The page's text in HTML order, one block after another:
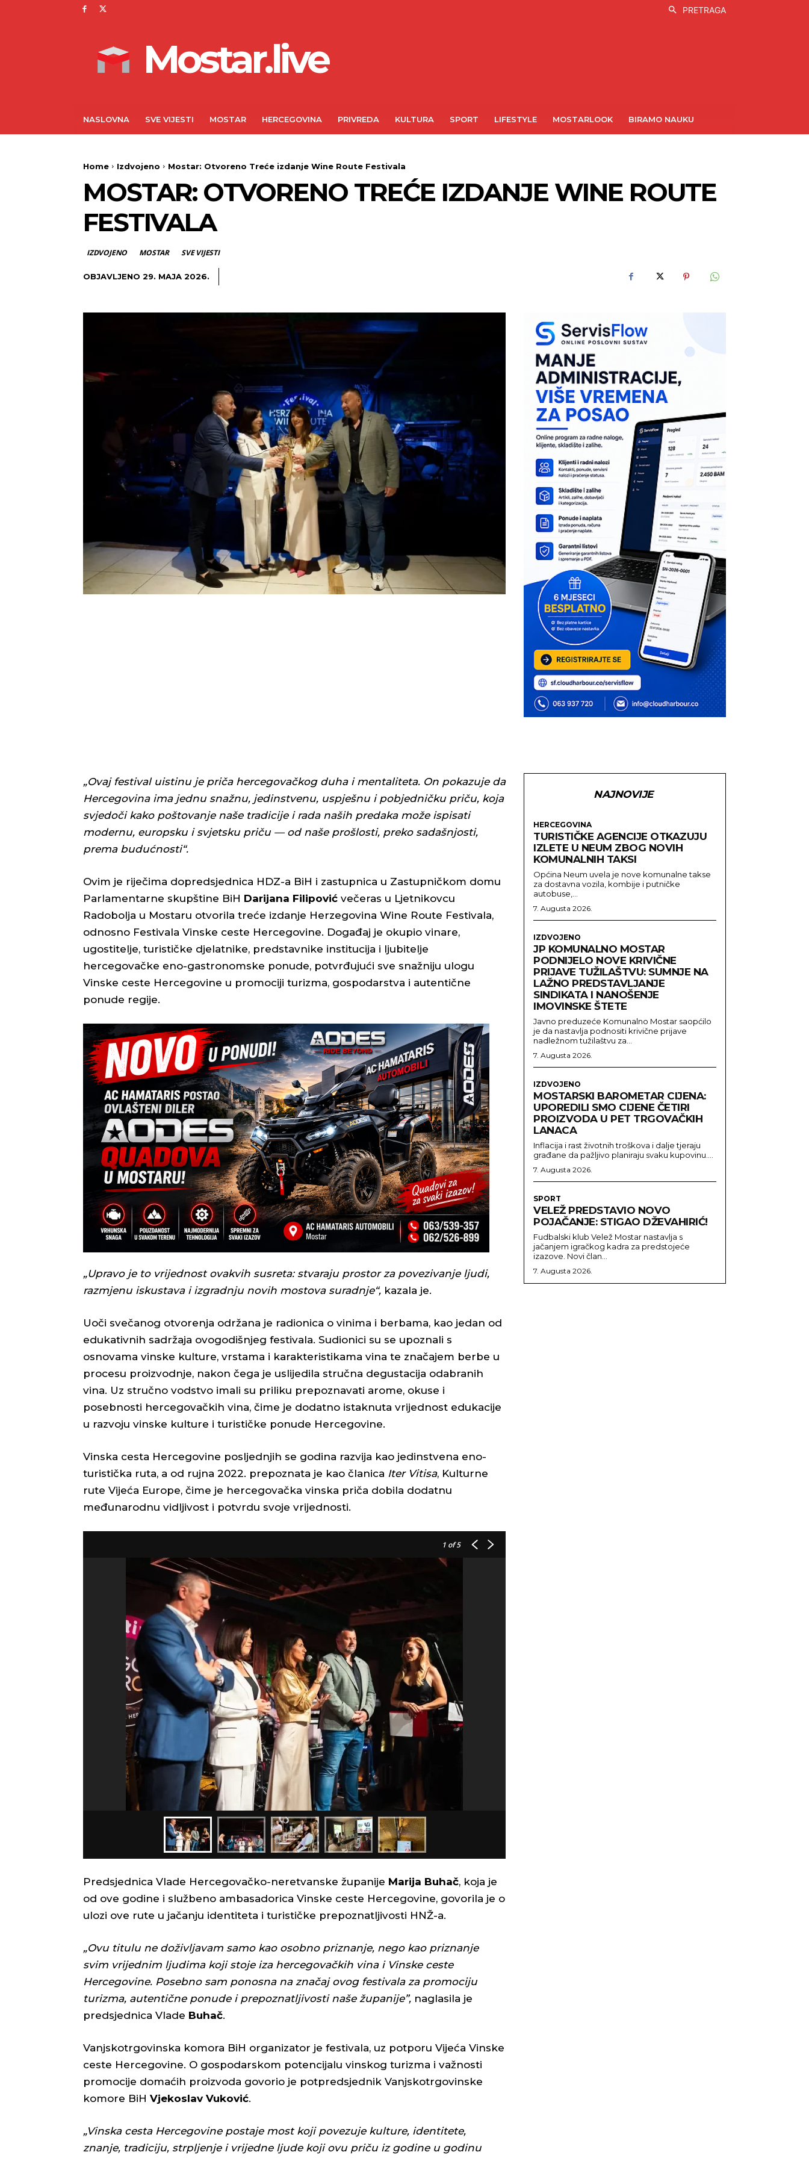
PRETRAGA
Mostar.live
NASLOVNA SVE VIJESTI MOSTAR HERCEGOVINA PRIVREDA KULTURA SPORT LIFESTYLE MOSTARLOOK BIRAMO NAUKU
Home Izdvojeno Mostar: Otvoreno Treće izdanje Wine Route Festivala
MOSTAR: OTVORENO TREĆE IZDANJE WINE ROUTE
FESTIVALA
IZDVOJENO MOSTAR SVE VIJESTI
OBJAVLJENO 29. MAJA 2026.
„Ovaj festival uistinu je priča hercegovačkog duha i mentaliteta. On pokazuje da
Hercegovina ima jednu snažnu, jedinstvenu, uspješnu i pobjedničku priču, koja
svjedoči kako poštovanje naše tradicije i rada naših predaka može ispisati
modernu, europsku i svjetsku priču — od naše prošlosti, preko sadašnjosti,
prema budućnosti“.
Ovim je riječima dopredsjednica HDZ-a BiH i zastupnica u Zastupničkom domu
Parlamentarne skupštine BiH Darijana Filipović večeras u Ljetnikovcu
Radobolja u Mostaru otvorila treće izdanje Herzegovina Wine Route Festivala,
odnosno Festivala Vinske ceste Hercegovine. Događaj je okupio vinare,
ugostitelje, turističke djelatnike, predstavnike institucija i ljubitelje
hercegovačke eno-gastronomske ponude, potvrđujući sve snažniju ulogu
Vinske ceste Hercegovine u promociji turizma, gospodarstva i autentične
ponude regije.
„Upravo je to vrijednost ovakvih susreta: stvaraju prostor za povezivanje ljudi,
razmjenu iskustava i izgradnju novih mostova suradnje“, kazala je.
Uoči svečanog otvorenja održana je radionica o vinima i berbama, kao jedan od
edukativnih sadržaja ovogodišnjeg festivala. Sudionici su se upoznali s
osnovama vinske kulture, vrstama i karakteristikama vina te značajem berbe u
procesu proizvodnje, nakon čega je uslijedila stručna degustacija odabranih
vina. Uz stručno vodstvo imali su priliku prepoznavati arome, okuse i
posebnosti hercegovačkih vina, čime je dodatno istaknuta vrijednost edukacije
u razvoju vinske kulture i turističke ponude Hercegovine.
Vinska cesta Hercegovine posljednjih se godina razvija kao jedinstvena eno-
turistička ruta, a od rujna 2022. prepoznata je kao članica Iter Vitisa, Kulturne
rute Vijeća Europe, čime je hercegovačka vinska priča dobila dodatnu
međunarodnu vidljivost i potvrdu svoje vrijednosti.
1 of 5
Predsjednica Vlade Hercegovačko-neretvanske županije Marija Buhač, koja je
od ove godine i službeno ambasadorica Vinske ceste Hercegovine, govorila je o
ulozi ove rute u jačanju identiteta i turističke prepoznatljivosti HNŽ-a.
„Ovu titulu ne doživljavam samo kao osobno priznanje, nego kao priznanje
svim vrijednim ljudima koji stoje iza hercegovačkih vina i Vinske ceste
Hercegovine. Posebno sam ponosna na značaj ovog festivala za promociju
turizma, autentične ponude i prepoznatljivosti naše županije”, naglasila je
predsjednica Vlade Buhač.
Vanjskotrgovinska komora BiH organizator je festivala, uz potporu Vijeća Vinske
ceste Hercegovine. O gospodarskom potencijalu vinskog turizma i važnosti
promocije domaćih proizvoda govorio je potpredsjednik Vanjskotrgovinske
komore BiH Vjekoslav Vuković.
„Vinska cesta Hercegovine postaje most koji povezuje kulture, identitete,
znanje, tradiciju, strpljenje i vrijedne ljude koji ovu priču iz godine u godinu
NAJNOVIJE
HERCEGOVINA
TURISTIČKE AGENCIJE OTKAZUJU
IZLETE U NEUM ZBOG NOVIH
KOMUNALNIH TAKSI
Općina Neum uvela je nove komunalne takse
za dostavna vozila, kombije i putničke
autobuse,...
7. Augusta 2026.
IZDVOJENO
JP KOMUNALNO MOSTAR
PODNIJELO NOVE KRIVIČNE
PRIJAVE TUŽILAŠTVU: SUMNJE NA
LAŽNO PREDSTAVLJANJE
SINDIKATA I NANOŠENJE
IMOVINSKE ŠTETE
Javno preduzeće Komunalno Mostar saopćilo
je da nastavlja podnositi krivične prijave
nadležnom tužilaštvu za...
7. Augusta 2026.
IZDVOJENO
MOSTARSKI BAROMETAR CIJENA:
UPOREDILI SMO CIJENE ČETIRI
PROIZVODA U PET TRGOVAČKIH
LANACA
Inflacija i rast životnih troškova i dalje tjeraju
građane da pažljivo planiraju svaku kupovinu....
7. Augusta 2026.
SPORT
VELEŽ PREDSTAVIO NOVO
POJAČANJE: STIGAO DŽEVAHIRIĆ!
Fudbalski klub Velež Mostar nastavlja s
jačanjem igračkog kadra za predstojeće
izazove. Novi član...
7. Augusta 2026.